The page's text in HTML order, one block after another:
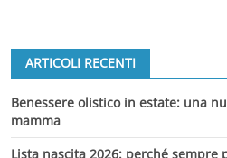
ARTICOLI RECENTI
Benessere olistico in estate: una
mamma
Lista nascita 2026: perché